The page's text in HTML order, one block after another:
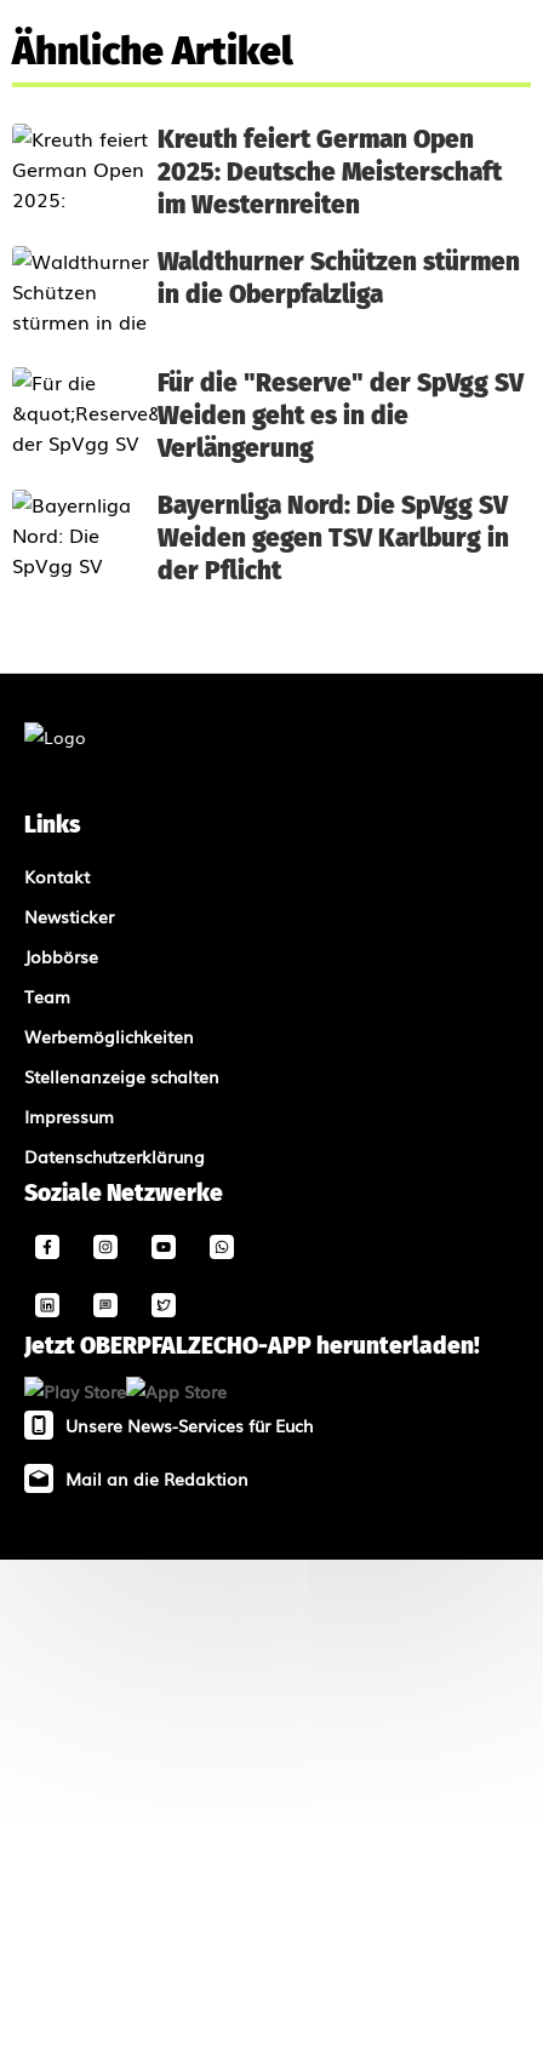
Ähnliche Artikel
Kreuth feiert German Open
2025: Deutsche Meisterschaft
im Westernreiten
Waldthurner Schützen stürmen
in die Oberpfalzliga
Für die "Reserve" der SpVgg SV
Weiden geht es in die
Verlängerung
Bayernliga Nord: Die SpVgg SV
Weiden gegen TSV Karlburg in
der Pflicht
Links
Kontakt
Newsticker
Jobbörse
Team
Werbemöglichkeiten
Stellenanzeige schalten
Impressum
Datenschutzerklärung
Soziale Netzwerke
Jetzt OBERPFALZECHO-APP herunterladen!
Unsere News-Services für Euch
Mail an die Redaktion